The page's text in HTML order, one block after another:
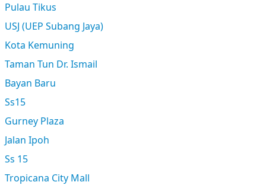
Pulau Tikus
USJ (UEP Subang Jaya)
Kota Kemuning
Taman Tun Dr. Ismail
Bayan Baru
Ss15
Gurney Plaza
Jalan Ipoh
Ss 15
Tropicana City Mall